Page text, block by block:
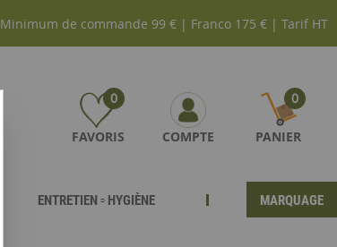
Minimum de commande 99 € | Franco 175 € | Tarif HT
0
FAVORIS COMPTE
0
PANIER
ENTRETIEN ▫ HYGIÈNE MARQUAGE